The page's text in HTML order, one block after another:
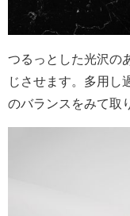
つるっとした光沢の
じさせます。多用し
のバランスをみて取